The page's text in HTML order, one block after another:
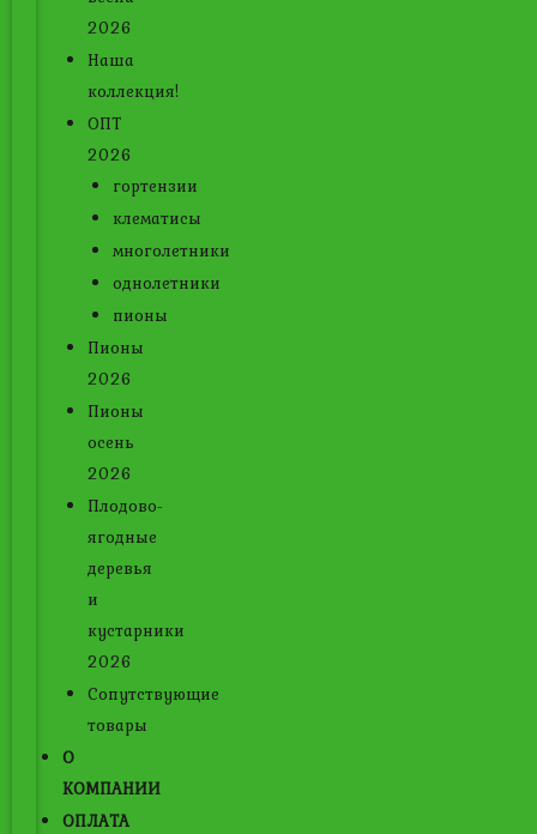
2026
Наша
коллекция!
ОПТ
2026
гортензии
клематисы
многолетники
однолетники
пионы
Пионы
2026
Пионы
осень
2026
Плодово-
ягодные
деревья
и
кустарники
2026
Сопутствующие
товары
О
КОМПАНИИ
ОПЛАТА